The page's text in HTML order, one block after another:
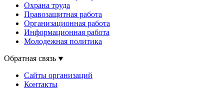
Охрана труда
Правозащитная работа
Организационная работа
Информационная работа
Молодежная политика
Обратная связь
Сайты организаций
Контакты